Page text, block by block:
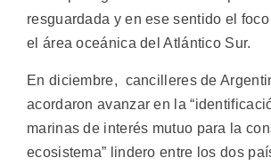
resguardada y en ese sentido el
el área oceánica del Atlántico Sur.
En diciembre, cancilleres de
acordaron avanzar en la
marinas de interés mutuo para la
ecosistema” lindero entre los dos